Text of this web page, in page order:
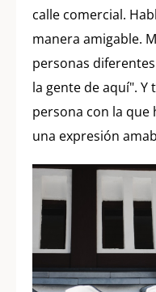
calle comercial.
manera amigable.
personas
la gente de aquí".
persona con la que
una expresión